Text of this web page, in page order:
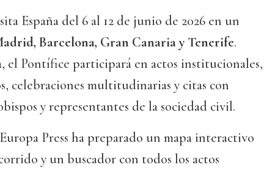
España del 6 al 12 de junio de 2026 en un
Barcelona, Gran Canaria y Tenerife.
el Pontífice participará en actos institucionales,
celebraciones multitudinarias y citas con
y representantes de la sociedad civil.
Press ha preparado un mapa interactivo
y un buscador con todos los actos